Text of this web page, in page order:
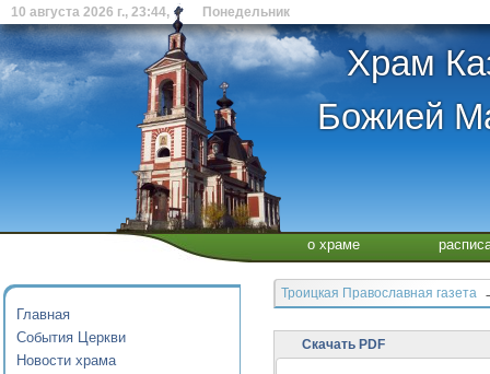
10 августа 2026 г., 23:44, Понедельник
Храм
Божией
о храме
Главная
События Церкви
Новости храма
Троицкая Православная газета
Скачать PDF